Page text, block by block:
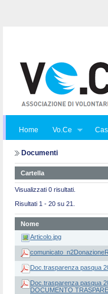
Home Vo.Ce
Documenti
Cartella
Visualizzati 0 risultati.
Risultati 1 - 20 su 21.
Nome
Articolo.jpg
Doc.trasparenza pasqua
Doc.trasparenza pasqua
DOCUMENTO